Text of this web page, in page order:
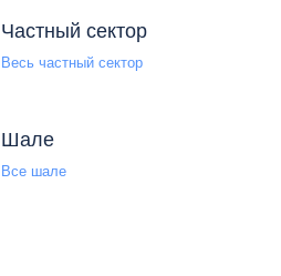
Частный сектор
Весь частный сектор
Шале
Все шале